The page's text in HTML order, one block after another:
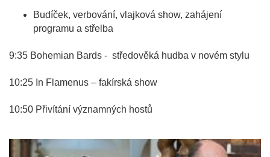
Budíček, verbování, vlajková show, zahájení
programu a střelba
9:35 Bohemian Bards - středověká hudba v novém stylu
10:25 In Flamenus – fakírská show
10:50 Přivítání významných hostů